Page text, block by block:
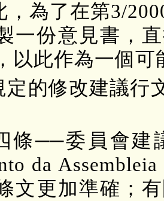
，為了在第3/
一份意見書，
以此作為一個可
定的修改建議行
條──委員會建
da
文更加準確；